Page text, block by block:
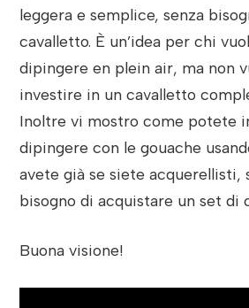
leggera e semplice, senza
cavalletto. È un’idea per chi
dipingere en plein air, ma non
investire in un cavalletto
Inoltre vi mostro come potete
dipingere con le gouache
avete già se siete acquerellisti,
bisogno di acquistare un set di
Buona visione!